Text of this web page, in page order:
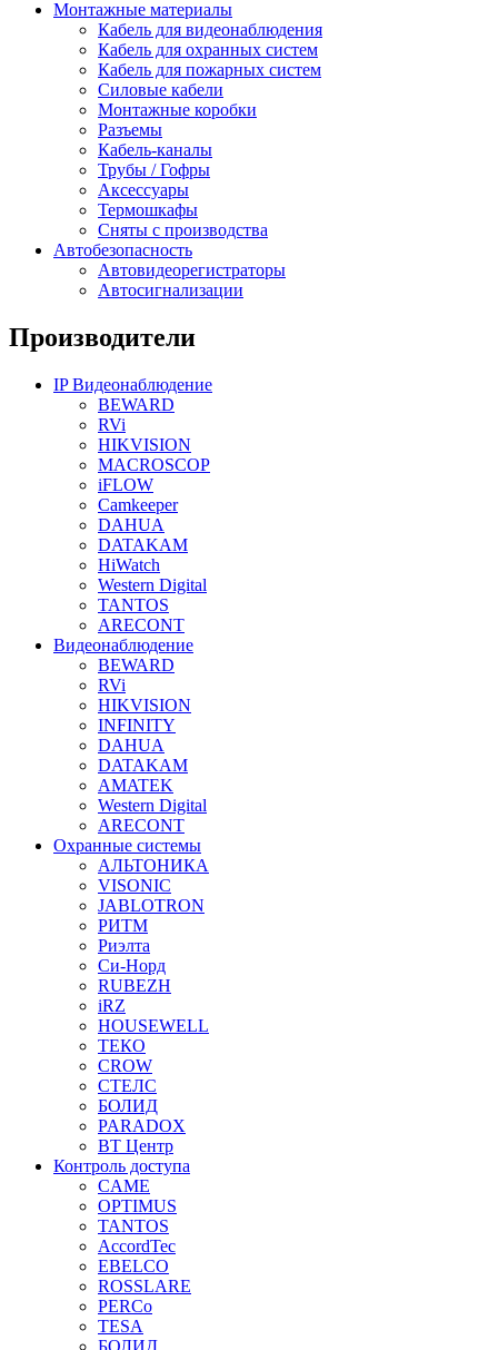
Монтажные материалы
Кабель для видеонаблюдения
Кабель для охранных систем
Кабель для пожарных систем
Силовые кабели
Монтажные коробки
Разъемы
Кабель-каналы
Трубы / Гофры
Аксессуары
Термошкафы
Сняты с производства
Автобезопасность
Автовидеорегистраторы
Автосигнализации
Производители
IP Видеонаблюдение
BEWARD
RVi
HIKVISION
MACROSCOP
iFLOW
Camkeeper
DAHUA
DATAKAM
HiWatch
Western Digital
TANTOS
ARECONT
Видеонаблюдение
BEWARD
RVi
HIKVISION
INFINITY
DAHUA
DATAKAM
AMATEK
Western Digital
ARECONT
Охранные системы
АЛЬТОНИКА
VISONIC
JABLOTRON
РИТМ
Риэлта
Си-Норд
RUBEZH
iRZ
HOUSEWELL
ТЕКО
CROW
СТЕЛС
БОЛИД
PARADOX
ВТ Центр
Контроль доступа
CAME
OPTIMUS
TANTOS
AccordTec
EBELCO
ROSSLARE
PERCo
TESA
БОЛИД